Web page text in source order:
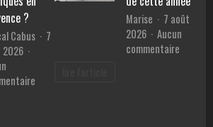
?
Cabus
7
2026
Marise
7 août
2026
Aucun
commentaire